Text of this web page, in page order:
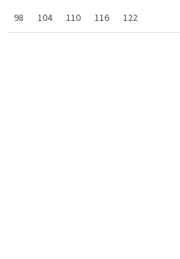
98
104 110 116 122